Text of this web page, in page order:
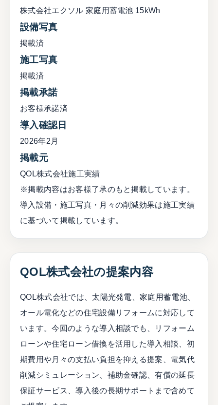
株式会社エクソル 家庭用蓄電池 15kWh
設備写真
掲載済
施工写真
掲載済
掲載承諾
お客様承諾済
導入確認日
2026年2月
掲載元
QOL株式会社施工実績
※掲載内容はお客様了承のもと掲載しています。
導入設備・施工写真・月々の削減効果は施工実績
に基づいて掲載しています。
QOL株式会社の提案内容
QOL株式会社では、太陽光発電、家庭用蓄電池、
オール電化などの住宅設備リフォームに対応して
います。今回のような導入相談でも、リフォーム
ローンや住宅ローン借換を活用した導入相談、初
期費用や月々の支払い負担を抑える提案、電気代
削減シミュレーション、補助金確認、有償の延長
保証サービス、導入後の長期サポートまで含めて